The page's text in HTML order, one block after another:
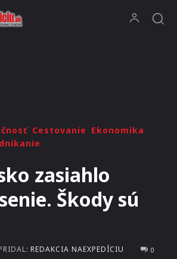
Cestovanie Ekonomika
zasiahlo
Škody sú
REDAKCIA NAEXPEDÍCIU 0